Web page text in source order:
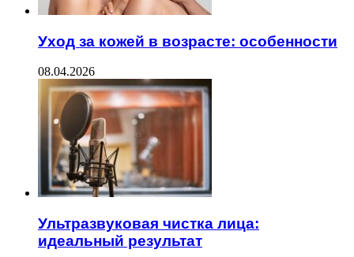
Уход за кожей в возрасте: особенности
08.04.2026
Ультразвуковая чистка лица:
идеальный результат